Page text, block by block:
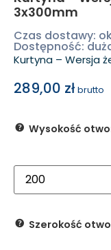
3x300mm
Czas dostawy:
Dostępność:
Kurtyna – Wersja
289,00 zł brutto
Wysokość
Szerokość